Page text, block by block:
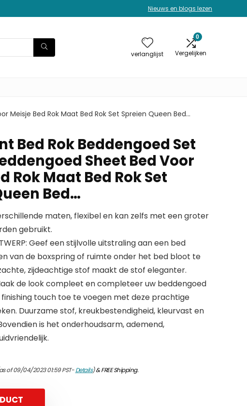
Nieuws en blogs lezen
verlanglijst
0
Vergelijken
Meisje Bed Rok Maat Bed Rok Set Spreien Queen Bed…
Bed Rok Beddengoed Set
Sheet Bed Voor
Rok Maat Bed Rok Set
Bed…
maten, flexibel en kan zelfs met een groter
gebruikt.
Geef een stijlvolle uitstraling aan een bed
van de boxspring of ruimte onder het bed bloot te
zijdeachtige stof maakt de stof eleganter.
de look compleet en completeer uw beddengoed
touch toe te voegen met deze prachtige
Duurzame stof, kreukbestendigheid, kleurvast en
is het onderhoudsarm, ademend,
of 09/04/2023 01:59 PST-Details)&FREE Shipping.